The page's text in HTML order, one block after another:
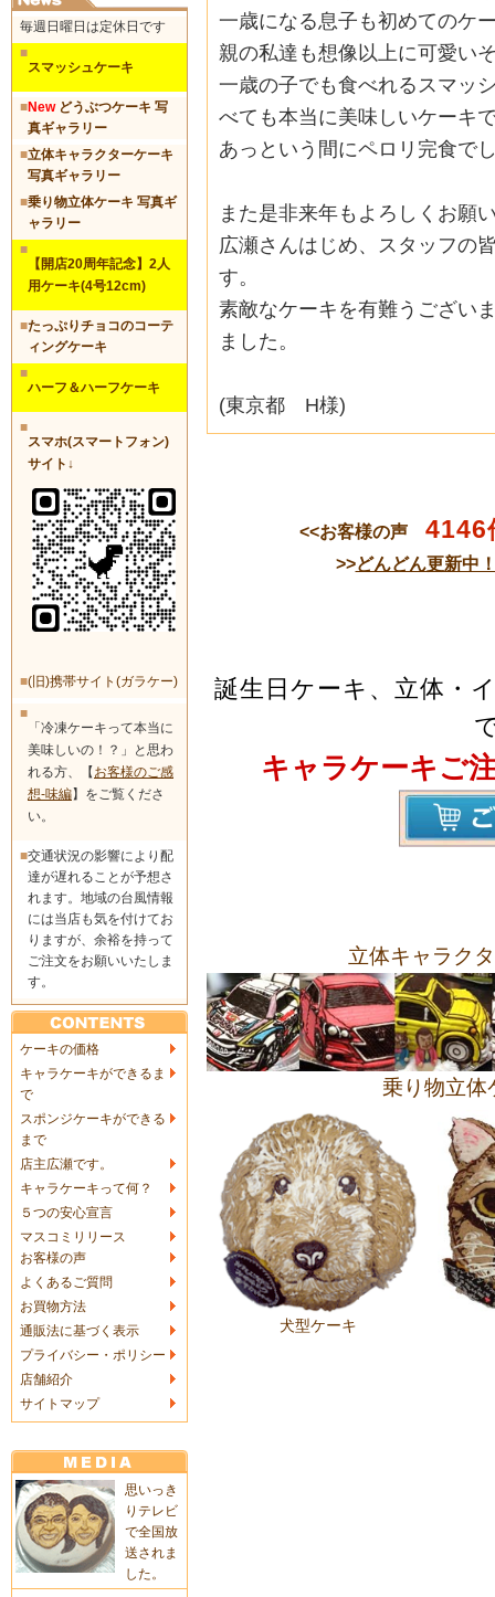
毎週日曜日は定休日です
■
スマッシュケーキ
■Newどうぶつケーキ 写
真ギャラリー
■立体キャラクターケーキ
写真ギャラリー
■乗り物立体ケーキ 写真ギ
ャラリー
■
【開店20周年記念】2人
用ケーキ(4号12cm)
■たっぷりチョコのコーテ
ィングケーキ
■
ハーフ＆ハーフケーキ
■
スマホ(スマートフォン)
サイト↓
■(旧)携帯サイト(ガラケー)
■
「冷凍ケーキって本当に
美味しいの！？」と思わ
れる方、【 お客様のご感
想-味編】をご覧くださ
い。
■交通状況の影響により配
達が遅れることが予想さ
れます。地域の台風情報
には当店も気を付けてお
りますが、余裕を持って
ご注文をお願いいたしま
す。
ケーキの価格
キャラケーキができるま
で
スポンジケーキができる
まで
店主広瀬です。
キャラケーキって何？
５つの安心宣言
マスコミリリース
お客様の声
よくあるご質問
お買物方法
通販法に基づく表示
プライバシー・ポリシー
店舗紹介
サイトマップ
思いっき
りテレビ
で全国放
送されま
した。
一歳になる息子も初めてのケ
親の私達も想像以上に可愛い
一歳の子でも食べれるスマッ
べても本当に美味しいケーキ
あっという間にペロリ完食で
また是非来年もよろしくお願
広瀬さんはじめ、
スタッフの
す。
素敵なケーキを有難うござい
ました。
(東京都 H様)
<<お客様の声 4146
>>どんどん更新中
誕生日ケーキ、立体・
キャラケーキご
立体キャラク
乗り物立体
犬型ケーキ